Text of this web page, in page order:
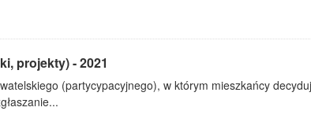
projekty) - 2021
(partycypacyjnego), w którym mieszkańcy